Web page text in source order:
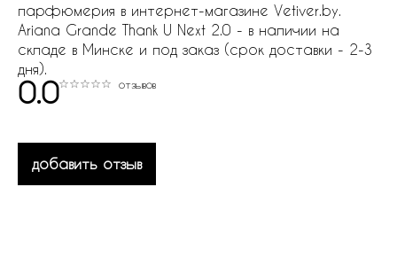
парфюмерия в интернет-магазине Vetiver.by.
Ariana Grande Thank U Next 2.0 - в наличии на
складе в Минске и под заказ (срок доставки - 2-3
дня).
0.0 отзывов
добавить отзыв